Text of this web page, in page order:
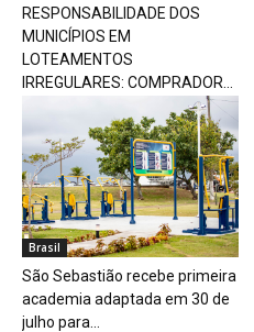
RESPONSABILIDADE DOS
MUNICÍPIOS EM
LOTEAMENTOS
IRREGULARES: COMPRADOR...
Brasil
São Sebastião recebe primeira
academia adaptada em 30 de
julho para...